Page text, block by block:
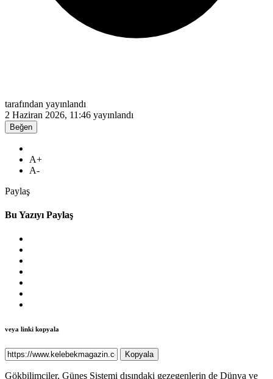
tarafından yayınlandı
2 Haziran 2026, 11:46 yayınlandı
Beğen
A+
A-
Paylaş
Bu Yazıyı Paylaş
veya linki kopyala
Kopyala
Gökbilimciler, Güneş Sistemi dışındaki gezegenlerin de Dünya ve